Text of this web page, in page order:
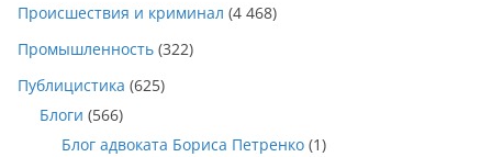
Происшествия и криминал (4 468)
Промышленность (322)
Публицистика (625)
Блоги (566)
Блог адвоката Бориса Петренко (1)